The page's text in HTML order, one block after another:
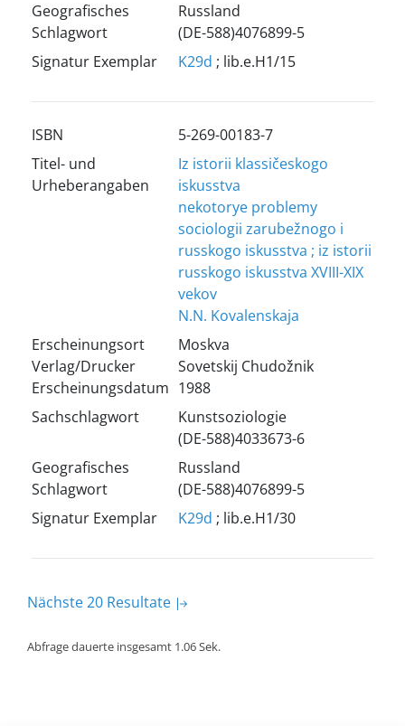
Geografisches
Schlagwort
Russland
(DE-588)4076899-5
Signatur Exemplar
K29d ; lib.e.H1/15
ISBN
5-269-00183-7
Titel- und
Urheberangaben
Iz istorii klassičeskogo
iskusstva
nekotorye problemy
sociologii zarubežnogo i
russkogo iskusstva ; iz istorii
russkogo iskusstva XVIII-XIX
vekov
N.N. Kovalenskaja
Erscheinungsort
Verlag/Drucker
Erscheinungsdatum
Moskva
Sovetskij Chudožnik
1988
Sachschlagwort
Kunstsoziologie
(DE-588)4033673-6
Geografisches
Schlagwort
Russland
(DE-588)4076899-5
Signatur Exemplar
K29d ; lib.e.H1/30
Nächste 20 Resultate
Abfrage dauerte insgesamt 1.06 Sek.